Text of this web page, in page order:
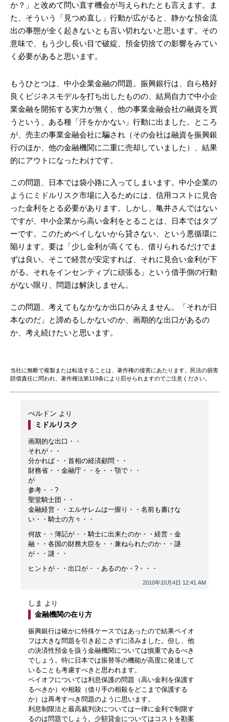
か？」と改めて問い直す機会が与えられたとも言えます。ま
た、そういう「見つめ直し」行動が広がると、静かな預金流
出の事態が全く起きないとも言い切れないと思います。その
意味で、もう少し長い目で破綻、預金切捨ての影響をみてい
く必要があると思います。
もうひとつは、中小企業金融の問題。振興銀行は、自ら格好
良くビジネスモデルを打ち出したものの、結局自力で中小企
業金融を開拓する実力が無く、他の事業金融会社の融資を買
うという、ある種「汗をかかない」行動に出ました。ところ
が、売主の事業金融会社に騙され（その会社は融資を振興銀
行のほか、他の金融機関に二重に売却していました）、結果
的にアウトになったわけです。
この問題、日本では袋小路に入ってしまいます。中小企業の
ようにミドルリスク市場に入るためには、信用コストに見合
った金利をとる必要があります。しかし、亀井さんではない
ですが、中小企業から高い金利をとることは、日本ではタブ
ーです。このためペイしないから貸さない、という悪循環に
陥ります。要は「少し金利が高くても、借りられるだけでま
ずは良い。そこで経営が安定すれば、それに見合い金利が下
がる。それをインセンティブに頑張る」という借手側の行動
がない限り、問題は解決しません。
この問題、考えてもなかなか出口がみえません。「それが日
本なのだ」と諦めるしかないのか、画期的な出口があるの
か、考え続けたいと思います。
当社に無断で複製または転送することは、著作権の侵害にあたります。民法の損害
賠償責任に問われ、著作権法第119条により罰せられますのでご注意ください。
ぺルドン より
2010年10月4日 12:41 AM
ミドルリスク
画期的な出口・・
それが・・
分かれば・・首相の経済顧問・・
財務省・・金融庁・・を・・顎で・・
が
参考・・?
聖堂騎士団・・
金融経営・・エルサレムは一握り・・名前も書けな
い・・騎士の方々・・
何故・・簿記が・・騎士に出来たのか・・経営・金
融・・各国の財務大臣を・・兼ねられたのか・・謎
が・・謎・・
ヒントが・・出口が・・あるのか・?・・・
しま より
金融機関の在り方
振興銀行は確かに特殊ケースではあったので結果ペイオ
フは大きな問題を引き起こさずに済みました。但し、他
の決済性預金を扱う金融機関については慎重であるべき
でしょう。特に日本では振替等の機能が高度に発達して
いることも考慮すべきと思われます。
ペイオフについては利息保護の問題（高い金利を保護す
るべきか）や相殺（借り手の相殺をどこまで保護する
か）は再考すべき問題のように思います。
利息制限法と最高裁判決については一律に金利で制限す
るのは問題でしょう。少額貸金についてはコストを勘案